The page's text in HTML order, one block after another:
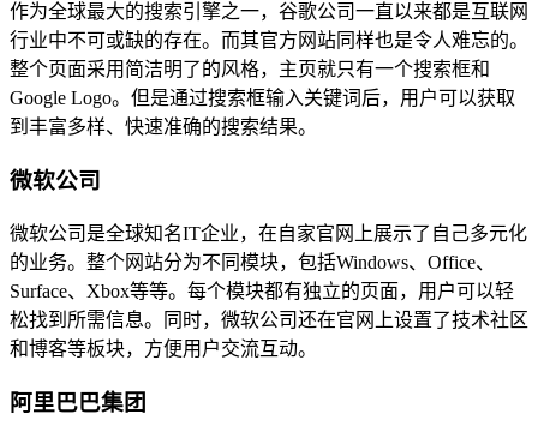
作为全球最大的搜索引擎之一，谷歌公司一直以来都是互联网
行业中不可或缺的存在。而其官方网站同样也是令人难忘的。
整个页面采用简洁明了的风格，主页就只有一个搜索框和
Google Logo。但是通过搜索框输入关键词后，用户可以获取
到丰富多样、快速准确的搜索结果。
微软公司
微软公司是全球知名IT企业，在自家官网上展示了自己多元化
的业务。整个网站分为不同模块，包括Windows、Office、
Surface、Xbox等等。每个模块都有独立的页面，用户可以轻
松找到所需信息。同时，微软公司还在官网上设置了技术社区
和博客等板块，方便用户交流互动。
阿里巴巴集团